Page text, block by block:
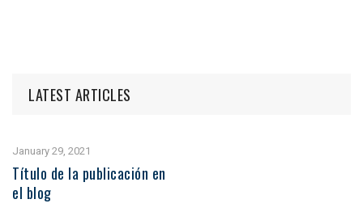
LATEST ARTICLES
January 29, 2021
Título de la publicación en
el blog